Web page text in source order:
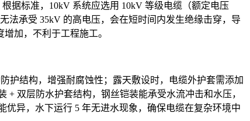
据标准，10kV 系统应选用 10kV 等级电缆（额定电压
法承受 35kV 的高电压，会在短时间内发生绝缘击穿，导
加，不利于工程施工。
护结构，增强耐腐蚀性；露天敷设时，电缆外护套需添加
双层防水护套结构，钢丝铠装能承受水流冲击和水压，
异，水下运行 5 年无进水现象，确保电缆在复杂环境中